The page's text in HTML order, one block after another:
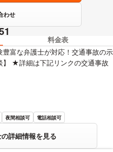
わせ
料金表
富な弁護士が対応！交通事故の示
】 ★詳細は下記リンクの交通事故
夜間相談可 電話相談可
詳細情報を見る